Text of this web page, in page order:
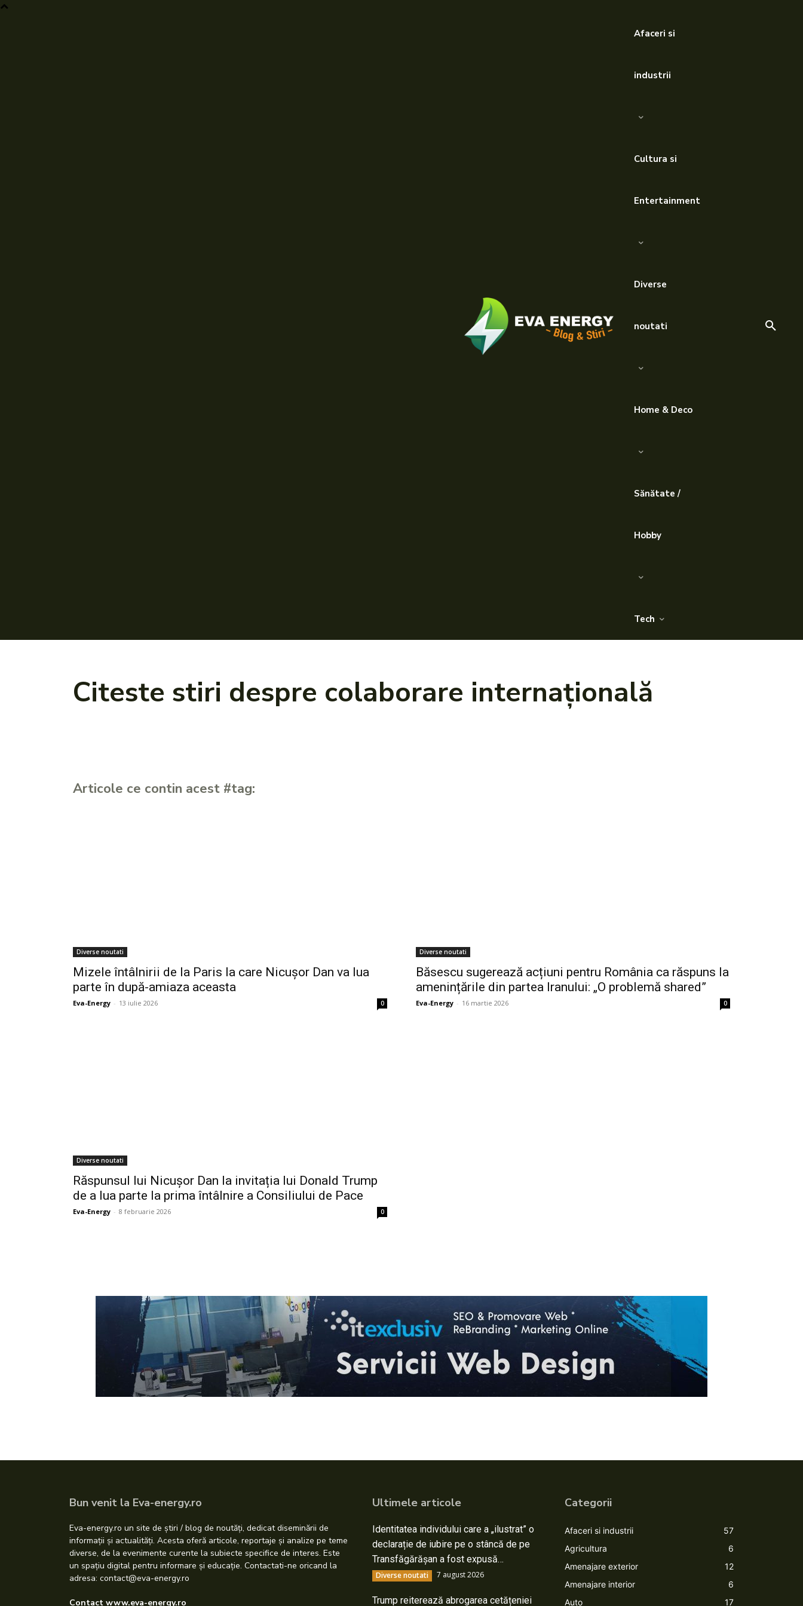
Afaceri si
industrii
Cultura si
Entertainment
Diverse
noutati
Home & Deco
Sănătate /
Hobby
Tech
Citeste stiri despre colaborare internațională
Articole ce contin acest #tag:
Diverse noutati
Mizele întâlnirii de la Paris la care Nicușor Dan va lua
parte în după-amiaza aceasta
Eva-Energy - 13 iulie 2026 0
Diverse noutati
Băsescu sugerează acțiuni pentru România ca răspuns la
amenințările din partea Iranului: „O problemă shared”
Eva-Energy - 16 martie 2026 0
Diverse noutati
Răspunsul lui Nicușor Dan la invitația lui Donald Trump
de a lua parte la prima întâlnire a Consiliului de Pace
Eva-Energy - 8 februarie 2026 0
Bun venit la Eva-energy.ro
Eva-energy.ro un site de știri / blog de noutăți, dedicat diseminării de
informații și actualități. Acesta oferă articole, reportaje și analize pe teme
diverse, de la evenimente curente la subiecte specifice de interes. Este
un spațiu digital pentru informare și educație. Contactati-ne oricand la
adresa: contact@eva-energy.ro
Contact www.eva-energy.ro
Ultimele articole
Identitatea individului care a „ilustrat” o
declarație de iubire pe o stâncă de pe
Transfăgărășan a fost expusă…
Diverse noutati 7 august 2026
Trump reiterează abrogarea cetățeniei
Categorii
Afaceri si industrii
57
Agricultura
6
Amenajare exterior
12
Amenajare interior
6
Auto
17